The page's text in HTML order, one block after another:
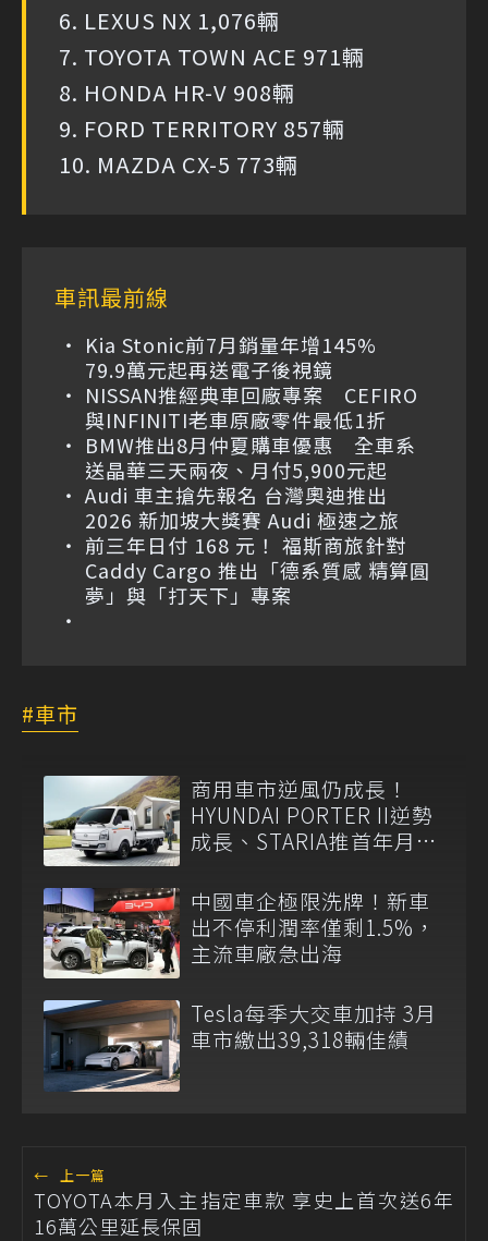
6. LEXUS NX 1,076輛
7. TOYOTA TOWN ACE 971輛
8. HONDA HR-V 908輛
9. FORD TERRITORY 857輛
10. MAZDA CX-5 773輛
車訊最前線
Kia Stonic前7月銷量年增145%
79.9萬元起再送電子後視鏡
NISSAN推經典車回廠專案 CEFIRO
與INFINITI老車原廠零件最低1折
BMW推出8月仲夏購車優惠 全車系
送晶華三天兩夜、月付5,900元起
Audi 車主搶先報名 台灣奧迪推出
2026 新加坡大獎賽 Audi 極速之旅
前三年日付 168 元！ 福斯商旅針對
Caddy Cargo 推出「德系質感 精算圓
夢」與「打天下」專案
車市
商用車市逆風仍成長！
HYUNDAI PORTER II逆勢
成長、STARIA推首年月付
中國車企極限洗牌！新車
出不停利潤率僅剩1.5%，
主流車廠急出海
Tesla每季大交車加持 3月
車市繳出39,318輛佳績
← 上一篇
TOYOTA本月入主指定車款 享史上首次送6年
16萬公里延長保固